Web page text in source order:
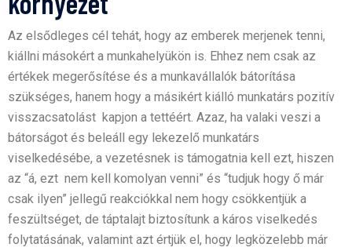
Az elsődleges cél tehát, hogy az emberek merjenek tenni,
kiállni másokért a munkahelyükön is. Ehhez nem csak az
értékek megerősítése és a munkavállalók bátorítása
szükséges, hanem hogy a másikért kiálló munkatárs pozitív
visszacsatolást kapjon a tettéért. Azaz, ha valaki veszi a
bátorságot és beleáll egy lekezelő munkatárs
viselkedésébe, a vezetésnek is támogatnia kell ezt, hiszen
az “á, ezt nem kell komolyan venni” és “tudjuk hogy ő már
csak ilyen” jellegű reakciókkal nem hogy csökkentjük a
feszültséget, de táptalajt biztosítunk a káros viselkedés
folytatásának, valamint azt értjük el, hogy legközelebb már